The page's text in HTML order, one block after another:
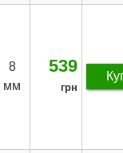
8
мм
539
грн